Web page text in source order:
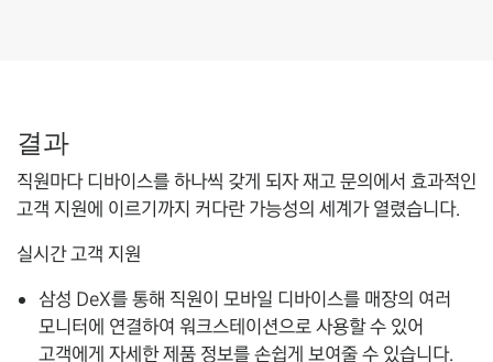
결과
직원마다 디바이스를 하나씩 갖게 되자 재고 문의에서 효과적인
고객 지원에 이르기까지 커다란 가능성의 세계가 열렸습니다.
실시간 고객 지원
삼성 DeX를 통해 직원이 모바일 디바이스를 매장의 여러
모니터에 연결하여 워크스테이션으로 사용할 수 있어
고객에게 자세한 제품 정보를 손쉽게 보여줄 수 있습니다.